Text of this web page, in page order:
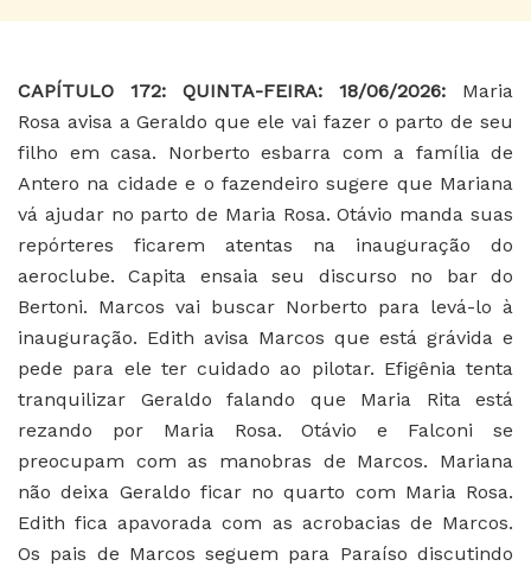
CAPÍTULO 172: QUINTA-FEIRA: 18/06/2026: Maria
Rosa avisa a Geraldo que ele vai fazer o parto de seu
filho em casa. Norberto esbarra com a família de
Antero na cidade e o fazendeiro sugere que Mariana
vá ajudar no parto de Maria Rosa. Otávio manda suas
repórteres ficarem atentas na inauguração do
aeroclube. Capita ensaia seu discurso no bar do
Bertoni. Marcos vai buscar Norberto para levá-lo à
inauguração. Edith avisa Marcos que está grávida e
pede para ele ter cuidado ao pilotar. Efigênia tenta
tranquilizar Geraldo falando que Maria Rita está
rezando por Maria Rosa. Otávio e Falconi se
preocupam com as manobras de Marcos. Mariana
não deixa Geraldo ficar no quarto com Maria Rosa.
Edith fica apavorada com as acrobacias de Marcos.
Os pais de Marcos seguem para Paraíso discutindo